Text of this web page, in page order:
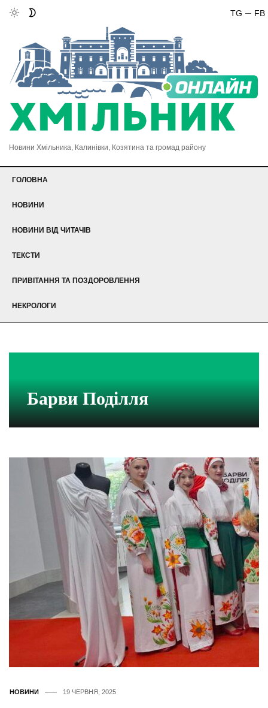
FB
TG
Новини Хмільника, Калинівки, Козятина та громад району
ГОЛОВНА
НОВИНИ
НОВИНИ ВІД ЧИТАЧІВ
ТЕКСТИ
ПРИВІТАННЯ ТА ПОЗДОРОВЛЕННЯ
НЕКРОЛОГИ
Барви Поділля
НОВИНИ 19 ЧЕРВНЯ, 2025